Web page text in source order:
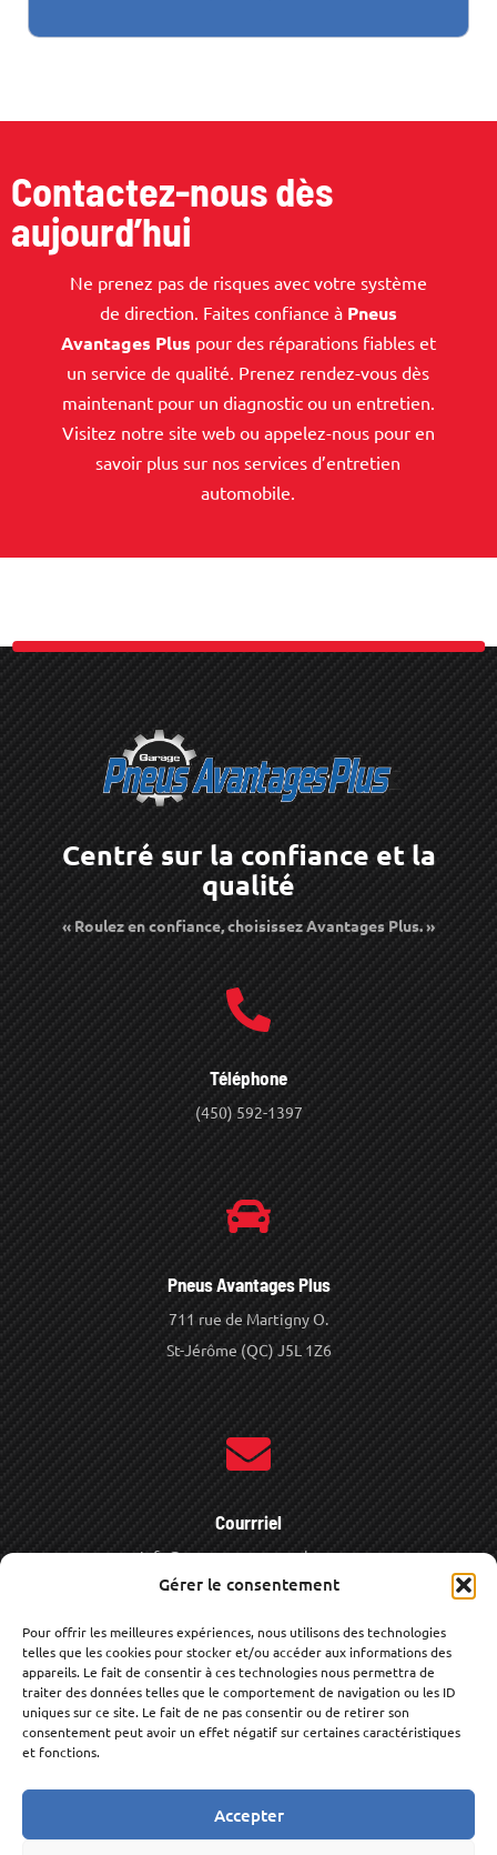
Gérer le consentement
Pour offrir les meilleures expériences, nous utilisons des technologies
telles que les cookies pour stocker et/ou accéder aux informations des
appareils. Le fait de consentir à ces technologies nous permettra de
traiter des données telles que le comportement de navigation ou les ID
uniques sur ce site. Le fait de ne pas consentir ou de retirer son
consentement peut avoir un effet négatif sur certaines caractéristiques
et fonctions.
Accepter
Contactez-nous dès
aujourd’hui
Ne prenez pas de risques avec votre système
de direction. Faites confiance à Pneus
Avantages Plus pour des réparations fiables et
un service de qualité. Prenez rendez-vous dès
maintenant pour un diagnostic ou un entretien.
Visitez notre site web ou appelez-nous pour en
savoir plus sur nos services d’entretien
automobile.
Centré sur la confiance et la
qualité
« Roulez en confiance, choisissez Avantages Plus. »
Téléphone
(450) 592-1397
Pneus Avantages Plus
711 rue de Martigny O.
St-Jérôme (QC) J5L 1Z6
Courrriel
info@pneusavantagesplus.com
Heures de service
Sa:08:00 - 12:00